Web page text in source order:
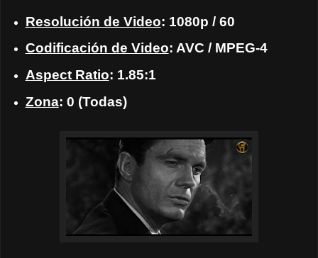
Resolución de Video: 1080p / 60
Codificación de Video: AVC / MPEG-4
Aspect Ratio: 1.85:1
Zona: 0 (Todas)